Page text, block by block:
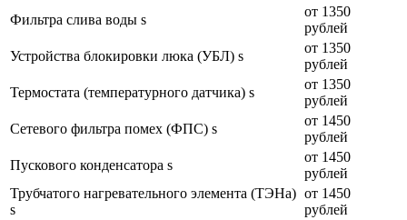
Фильтра слива воды s
от 1350
рублей
Устройства блокировки люка (УБЛ) s
от 1350
рублей
Термостата (температурного датчика) s
от 1350
рублей
Сетевого фильтра помех (ФПС) s
от 1450
рублей
Пускового конденсатора s
от 1450
рублей
Трубчатого нагревательного элемента (ТЭНа)
s
от 1450
рублей